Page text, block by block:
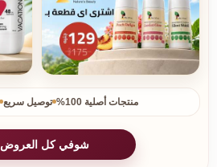
منتجات أصلية 100% توصيل سريع
شوفي كل العروض